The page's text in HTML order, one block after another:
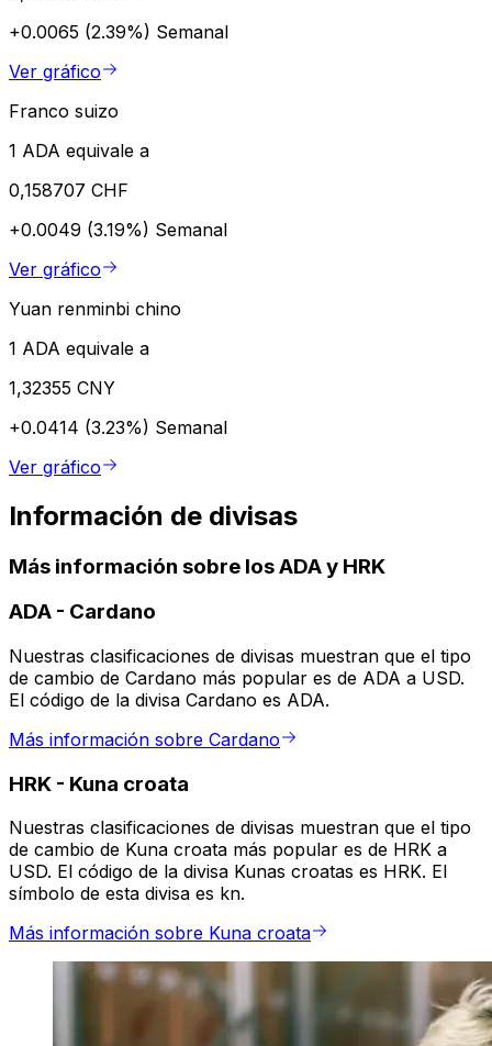
+0.0065 (2.39%) Semanal
Ver gráfico
Franco suizo
1 ADA equivale a
0,158707 CHF
+0.0049 (3.19%) Semanal
Ver gráfico
Yuan renminbi chino
1 ADA equivale a
1,32355 CNY
+0.0414 (3.23%) Semanal
Ver gráfico
Información de divisas
Más información sobre los ADA y HRK
ADA - Cardano
Nuestras clasificaciones de divisas muestran que el tipo
de cambio de Cardano más popular es de ADA a USD.
El código de la divisa Cardano es ADA.
Más información sobre Cardano
HRK - Kuna croata
Nuestras clasificaciones de divisas muestran que el tipo
de cambio de Kuna croata más popular es de HRK a
USD. El código de la divisa Kunas croatas es HRK. El
símbolo de esta divisa es kn.
Más información sobre Kuna croata